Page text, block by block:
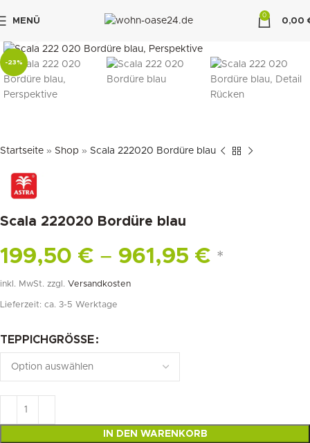
MENÜ
0
0,00
-23%
Startseite » Shop » Scala 222020 Bordüre blau
Scala 222020 Bordüre blau
199,50 € – 961,95 € *
inkl. MwSt. zzgl. Versandkosten
Lieferzeit: ca. 3-5 Werktage
TEPPICHGRÖSSE
IN DEN WARENKORB